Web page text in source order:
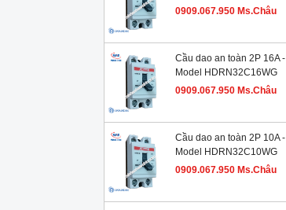
0909.067.950 Ms.Châu
Cầu dao an toàn 2P 16A -
Model HDRN32C16WG
0909.067.950 Ms.Châu
Cầu dao an toàn 2P 10A -
Model HDRN32C10WG
0909.067.950 Ms.Châu